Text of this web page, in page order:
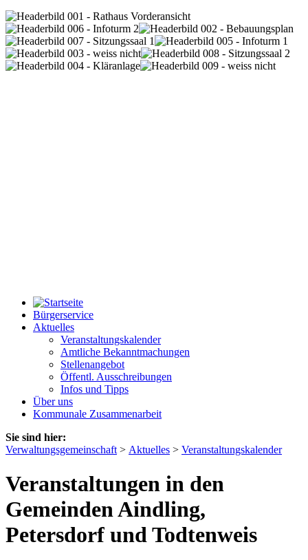
Bürgerservice
Aktuelles
Veranstaltungskalender
Amtliche Bekanntmachungen
Stellenangebot
Öffentl. Ausschreibungen
Infos und Tipps
Über uns
Kommunale Zusammenarbeit
Sie sind hier:
Verwaltungsgemeinschaft > Aktuelles > Veranstaltungskalender
Veranstaltungen in den
Gemeinden Aindling,
Petersdorf und Todtenweis